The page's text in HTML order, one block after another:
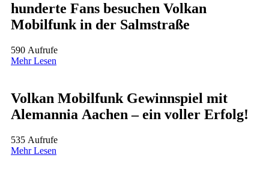
hunderte Fans besuchen Volkan
Mobilfunk in der Salmstraße
590 Aufrufe
Mehr Lesen
Volkan Mobilfunk Gewinnspiel mit
Alemannia Aachen – ein voller Erfolg!
535 Aufrufe
Mehr Lesen